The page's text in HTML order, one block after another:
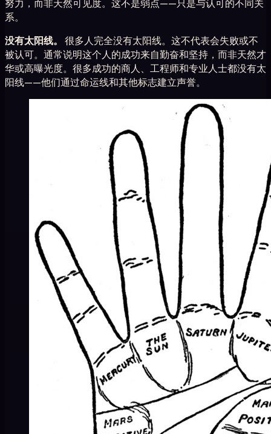
努力，而非天然可见度。这不是弱点——只是与认可的不同关
系。
没有太阳线。
很多人完全没有太阳线。这不代表会失败或不
被认可。通常说明这个人的成功来自勤奋和坚持，而非天然才
华或高曝光度。很多成功的商人、工程师和专业人士都没有太
阳线——他们通过命运线和其他标志建立声誉。